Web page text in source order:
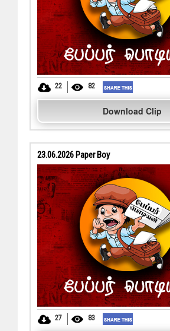
22 82
Download Clip
23.06.2026 Paper Boy
27 83